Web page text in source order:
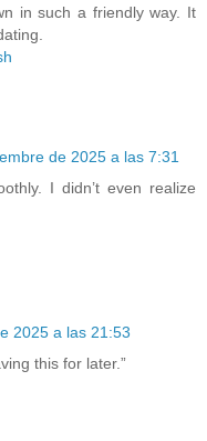
in such a friendly way. It
de 2025 a las 7:31
I didn’t even realize
2025 a las 21:53
this for later.”